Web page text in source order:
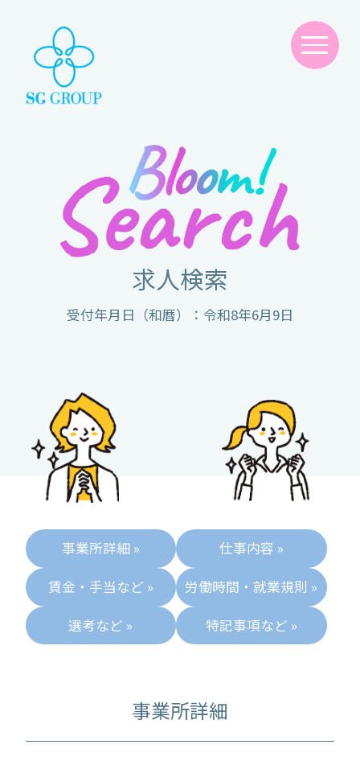
求人検索
事業所詳細 »
仕事内容 »
賃金・手当など »
労働時間・就業規則 »
選考など »
特記事項など »
受付年月日（和暦）：令和8年6月9日
事業所詳細